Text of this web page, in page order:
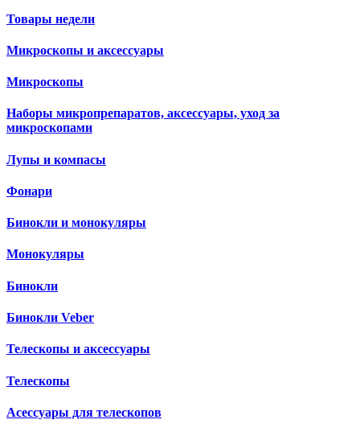
Товары недели
Микроскопы и аксессуары
Микроскопы
Наборы микропрепаратов, аксессуары, уход за
микроскопами
Лупы и компасы
Фонари
Бинокли и монокуляры
Монокуляры
Бинокли
Бинокли Veber
Телескопы и аксессуары
Телескопы
Асессуары для телескопов